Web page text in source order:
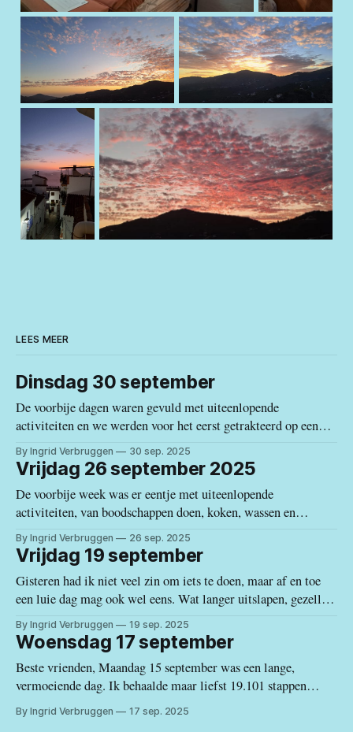
LEES MEER
Dinsdag 30 september
De voorbije dagen waren gevuld met uiteenlopende
activiteiten en we werden voor het eerst getrakteerd op een
"goede" regendag. Met goed bedoel ik dat we ontsnapten aan
de waterbom die de provincies Zaragoza en Valencia
wederom belastten met zware regenval, overstromingen en
veel menselijke miserie. Maar laat ons
By Ingrid Verbruggen 30 sep. 2025
Vrijdag 26 september 2025
De voorbije week was er eentje met uiteenlopende
activiteiten, van boodschappen doen, koken, wassen en
strijken, wandelen en administratieve raadsels oplossen.
Wassen en strijken doe ik meestal in het weekend, maar door
de weersvoorspelling wijselijk vooruitgeschoven, want volgens
de Spaanse weerdienst zou zondag en maandag de orkaan
Gabrielle zorgen voor
By Ingrid Verbruggen 26 sep. 2025
Vrijdag 19 september
Gisteren had ik niet veel zin om iets te doen, maar af en toe
een luie dag mag ook wel eens. Wat langer uitslapen, gezellig
lang ontbijten met een verse fruitsap, een laat middagmaal
met bijpassende siësta en dan nog een paar uur genieten op
mijn terras. Zelfs dan vliegt
By Ingrid Verbruggen 19 sep. 2025
Woensdag 17 september
Beste vrienden, Maandag 15 september was een lange,
vermoeiende dag. Ik behaalde maar liefst 19.101 stappen
(oftewel 12,9 km) en reed ongeveer 160 km met de wagen. Ik
nam rond de 450 foto's en gebruikte daarvoor 2 volle
By Ingrid Verbruggen 17 sep. 2025